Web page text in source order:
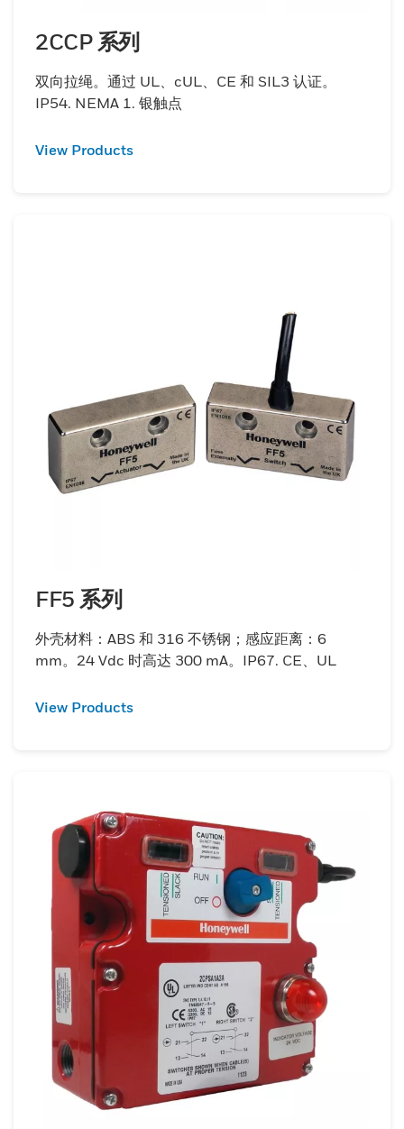
2CCP 系列
双向拉绳。通过 UL、cUL、CE 和 SIL3 认证。
IP54. NEMA 1. 银触点
View Products
FF5 系列
外壳材料：ABS 和 316 不锈钢；感应距离：6
mm。24 Vdc 时高达 300 mA。IP67. CE、UL
View Products